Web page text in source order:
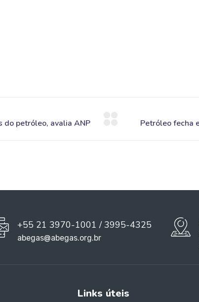
+55 21 3970-1001 / 3995-4325
abegas@abegas.org.br
Links úteis